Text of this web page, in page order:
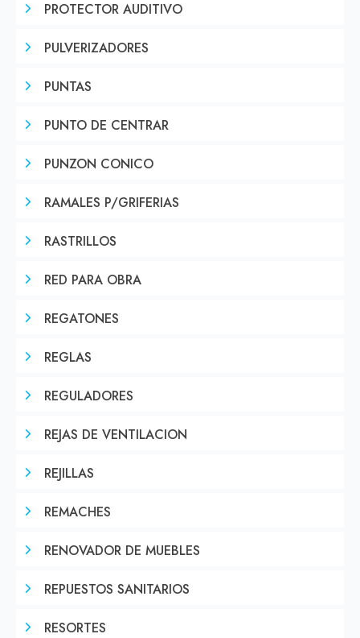
PROTECTOR AUDITIVO
PULVERIZADORES
PUNTAS
PUNTO DE CENTRAR
PUNZON CONICO
RAMALES P/GRIFERIAS
RASTRILLOS
RED PARA OBRA
REGATONES
REGLAS
REGULADORES
REJAS DE VENTILACION
REJILLAS
REMACHES
RENOVADOR DE MUEBLES
REPUESTOS SANITARIOS
RESORTES